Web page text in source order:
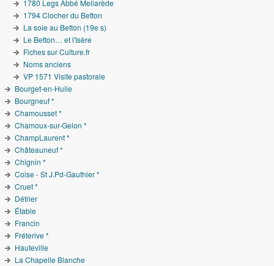
1780 Legs Abbé Mellarède
1794 Clocher du Betton
La soie au Betton (19e s)
Le Betton… et l'Isère
Fiches sur Culture.fr
Noms anciens
VP 1571 Visite pastorale
Bourget-en-Huile
Bourgneuf *
Chamousset *
Chamoux-sur-Gelon *
ChampLaurent *
Châteauneuf *
Chignin *
Coise - St J.Pd-Gauthier *
Cruet *
Détrier
Étable
Francin
Fréterive *
Hauteville
La Chapelle Blanche